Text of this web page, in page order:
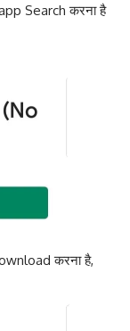
Search करना है
करना है,